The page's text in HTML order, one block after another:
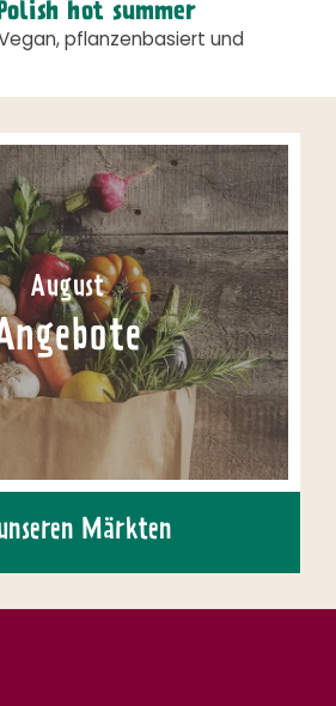
hot summer
pflanzenbasiert und
August
Märkten